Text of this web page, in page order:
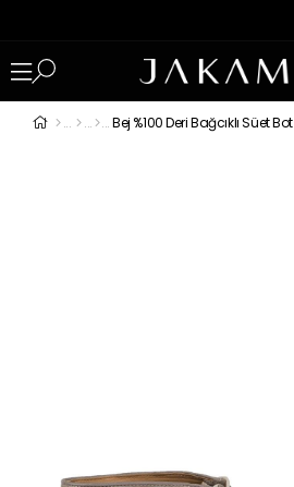
Bej %100 Deri Bağcıklı Süet Bot